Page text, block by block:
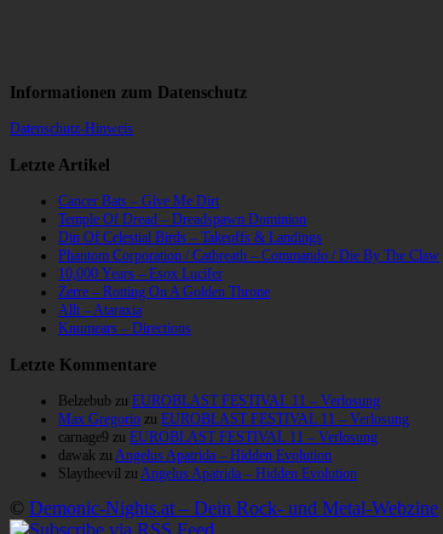
Informationen zum Datenschutz
Datenschutz-Hinweis
Letzte Artikel
Cancer Bats – Give Me Dirt
Temple Of Dread – Dreadspawn Dominion
Din Of Celestial Birds – Takeoffs & Landings
Phantom Corporation / Catbreath – Commando / Die By The Claw
10,000 Years – Esox Lucifer
Zerre – Rotting On A Golden Throne
Allt – Ataraxia
Knumears – Directions
Letzte Kommentare
Belzebub zu EUROBLAST FESTIVAL 11 – Verlosung
Max Gregorio zu EUROBLAST FESTIVAL 11 – Verlosung
carnage9 zu EUROBLAST FESTIVAL 11 – Verlosung
dawak zu Angelus Apatrida – Hidden Evolution
Slaytheevil zu Angelus Apatrida – Hidden Evolution
© Demonic-Nights.at – Dein Rock- und Metal-Webzine